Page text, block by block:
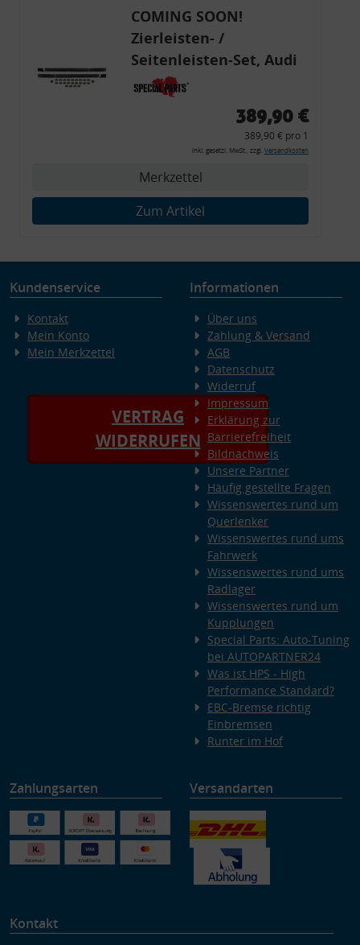
COMING SOON!
Zierleisten- /
Seitenleisten-Set, Audi
80 Cabrio, Coupe, S2, (6x
Zierleiste, 2x Kappe,
Montagewerkzeug)
389,90 €
389,90 € pro 1
inkl. gesetzl. MwSt., zzgl. Versandkosten
Merkzettel
Zum Artikel
Kundenservice
Kontakt
Mein Konto
Mein Merkzettel
VERTRAG
WIDERRUFEN
Informationen
Über uns
Zahlung & Versand
AGB
Datenschutz
Widerruf
Impressum
Erklärung zur
Barrierefreiheit
Bildnachweis
Unsere Partner
Häufig gestellte Fragen
Wissenswertes rund um
Querlenker
Wissenswertes rund ums
Fahrwerk
Wissenswertes rund ums
Radlager
Wissenswertes rund um
Kupplungen
Special Parts: Auto-Tuning
bei AUTOPARTNER24
Was ist HPS - High
Performance Standard?
EBC-Bremse richtig
Einbremsen
Runter im Hof
Zahlungsarten Versandarten
Kontakt